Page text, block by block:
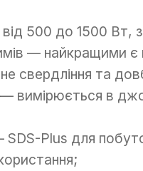
500 до 1500 Вт,
— найкращими
свердління та
— вимірюється в
SDS-Plus для